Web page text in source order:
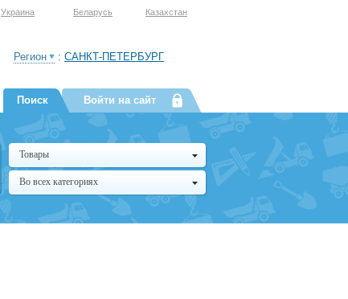
Украина Беларусь Казахстан
Регион : САНКТ-ПЕТЕРБУРГ
Поиск Войти на сайт
Товары
Во всех категориях